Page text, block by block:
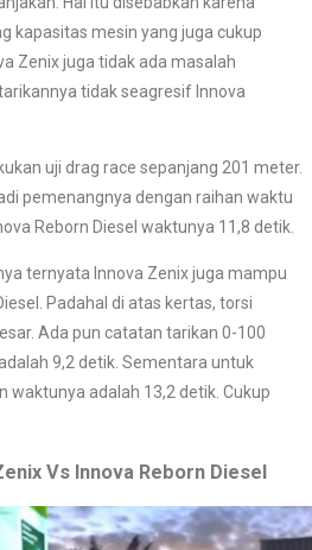
kapasitas mesin yang juga cukup
Zenix juga tidak ada masalah
tidak seagresif Innova
uji drag race sepanjang 201 meter.
pemenangnya dengan raihan waktu
Reborn Diesel waktunya 11,8 detik.
ternyata Innova Zenix juga mampu
Padahal di atas kertas, torsi
Ada pun catatan tarikan 0-100
9,2 detik. Sementara untuk
waktunya adalah 13,2 detik. Cukup
Vs Innova Reborn Diesel